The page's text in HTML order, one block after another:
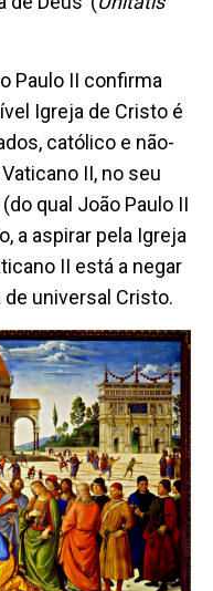
Paulo II confirma
Igreja de Cristo é
católico e não-
II, no seu
(do qual João Paulo II
a aspirar pela Igreja
II está a negar
de universal Cristo.